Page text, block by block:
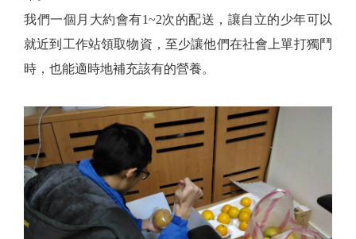
我們一個月大約會有1~2次的配送，讓自立的少年可以
就近到工作站領取物資，至少讓他們在社會上單打獨鬥
時，也能適時地補充該有的營養。